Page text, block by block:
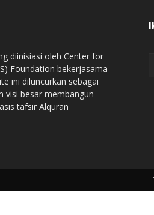
diinisiasi oleh Center for
Foundation bekerjasama
ini diluncurkan sebagai
visi besar membangun
tafsir Alquran